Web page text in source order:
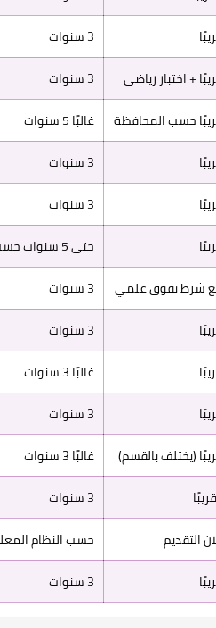
3 سنوات
3 سنوات
غالبًا 5 سنوات
3 سنوات
3 سنوات
حتى 5 سنوات حسب المسار
شرط تفوق علمي 3 سنوات
3 سنوات
غالبًا 3 سنوات
3 سنوات
غالبًا 3 سنوات
3 سنوات
التقديم حسب النظام
3 سنوات